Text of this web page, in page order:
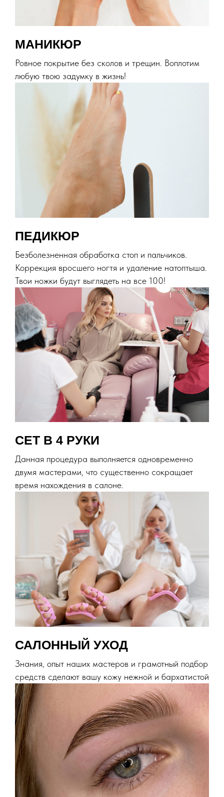
МАНИКЮР
Ровное покрытие без сколов и трещин. Воплотим
любую твою задумку в жизнь!
ПЕДИКЮР
Безболезненная обработка стоп и пальчиков.
Коррекция вросшего ногтя и удаление натоптыша.
Твои ножки будут выглядеть на все 100!
СЕТ В 4 РУКИ
Данная процедура выполняется одновременно
двумя мастерами, что существенно сокращает
время нахождения в салоне.
САЛОННЫЙ УХОД
Знания, опыт наших мастеров и грамотный подбор
средств сделают вашу кожу нежной и бархатистой